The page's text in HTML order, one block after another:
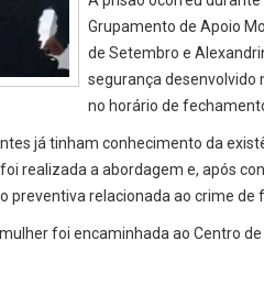
Grupamento de Apoio
de Setembro e
segurança desenvolvido
no horário de
já tinham conhecimento da
realizada a abordagem e, após
preventiva relacionada ao crime de
foi encaminhada ao Centro